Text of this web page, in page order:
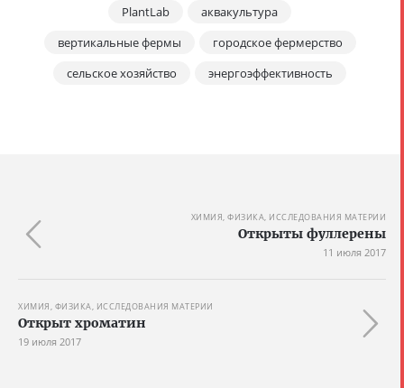
PlantLab
аквакультура
вертикальные фермы
городское фермерство
сельское хозяйство
энергоэффективность
ХИМИЯ, ФИЗИКА, ИССЛЕДОВАНИЯ МАТЕРИИ
Открыты фуллерены
11 июля 2017
ХИМИЯ, ФИЗИКА, ИССЛЕДОВАНИЯ МАТЕРИИ
Открыт хроматин
19 июля 2017